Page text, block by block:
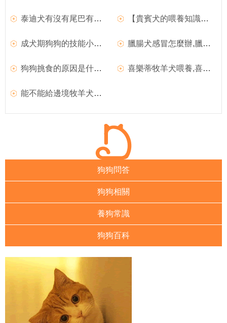
泰迪犬有沒有尾巴有什麼辦法養的更好 【貴賓犬的喂養知識】 不同環境喂養貴賓犬的方式有什麼差別
成犬期狗狗的技能小游戲,狗狗聞菊識狗的本領是真的嗎 臘腸犬感冒怎麼辦,臘腸犬怎麼消除淚痕
狗狗挑食的原因是什麼呢,如何訓練狗狗的吃食 喜樂蒂牧羊犬喂養,喜樂蒂牧羊犬的品種簡介
能不能給邊境牧羊犬喂食止痛藥為什麼
狗狗問答
狗狗相關
養狗常識
狗狗百科